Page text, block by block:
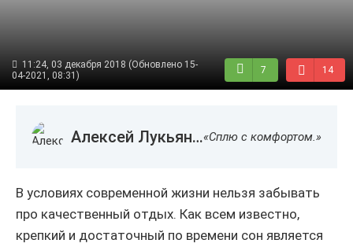
11:24, 03 декабря 2018 (Обновлено 15-
04-2021, 08:31)
7 14
Алексей Лукьянов«Сплю с комфортом.»
В условиях современной жизни нельзя забывать
про качественный отдых. Как всем известно,
крепкий и достаточный по времени сон является